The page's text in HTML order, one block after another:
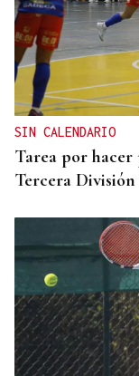
SIN CALENDARIO
Tarea por hacer
Tercera